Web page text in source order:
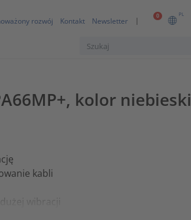
0 PL
rozwój Kontakt Newsletter
kolor niebieski
kabli
wibracji